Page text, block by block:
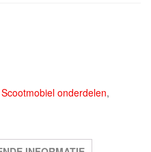
Scootmobiel onderdelen,